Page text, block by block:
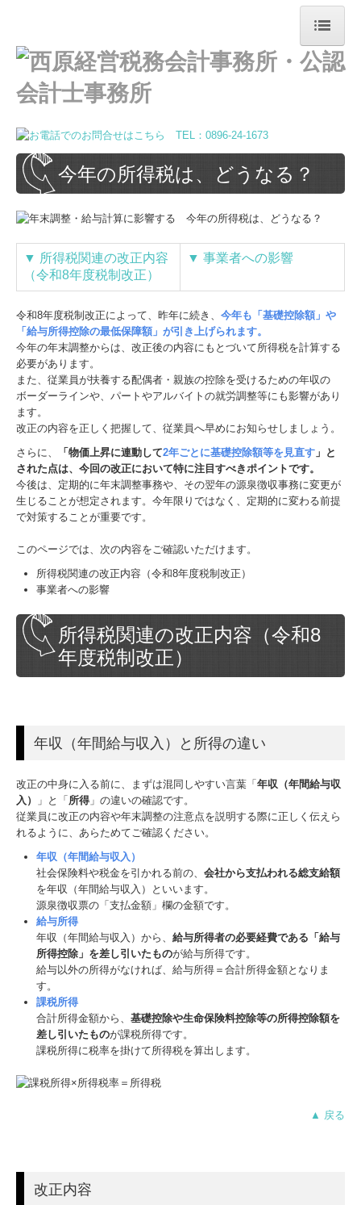
トップページ
事務所案内
ご挨拶
税理士・公認会計士紹介
事務所概要
経営理念
個人情報保護方針
お問合せ
業務内容
会計・税務
経営相談
会計監査
よくある質問
経営支援
補助金・助成金情報
経営者お役立ち情報
研修記録
Excel活用術
採用情報
社員の1日
入社準備について
書籍案内
今年の所得税は、どうなる？
▼ 所得税関連の改正内容
（令和8年度税制改正）
▼ 事業者への影響
令和8年度税制改正によって、昨年に続き、 今年も「基礎控除額」や
「給与所得控除の最低保障額」が引き上げられます。
今年の年末調整からは、改正後の内容にもとづいて所得税を計算する
必要があります。
また、従業員が扶養する配偶者・親族の控除を受けるための年収の
ボーダーラインや、パートやアルバイトの就労調整等にも影響があり
ます。
改正の内容を正しく把握して、従業員へ早めにお知らせしましょう。
さらに、
「物価上昇に連動して2年ごとに基礎控除額等を見直す 」と
された点は、今回の改正において特に注目すべきポイントです。
今後は、定期的に年末調整事務や、その翌年の源泉徴収事務に変更が
生じることが想定されます。今年限りではなく、定期的に変わる前提
で対策することが重要です。
このページでは、次の内容をご確認いただけます。
所得税関連の改正内容（令和8年度税制改正）
事業者への影響
所得税関連の改正内容（令和8
年度税制改正）
年収（年間給与収入）と所得の違い
改正の中身に入る前に、まずは混同しやすい言葉「年収（年間給与収
入）
」と「所得」の違いの確認です。
従業員に改正の内容や年末調整の注意点を説明する際に正しく伝えら
れるように、あらためてご確認ください。
年収（年間給与収入）
社会保険料や税金を引かれる前の、 会社から支払われる総支給額
を年収（年間給与収入）といいます。
源泉徴収票の「支払金額」欄の金額です。
給与所得
年収（年間給与収入）から、 給与所得者の必要経費である「給与
所得控除」を差し引いたものが給与所得です。
給与以外の所得がなければ、給与所得＝合計所得金額となりま
す。
課税所得
合計所得金額から、 基礎控除や生命保険料控除等の所得控除額を
差し引いたものが課税所得です。
課税所得に税率を掛けて所得税を算出します。
▲ 戻る
改正内容